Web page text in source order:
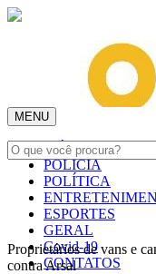
MENU
INÍCIO
POLÍCIA
POLÍTICA
ESPORTES
GERAL
Covid-19
CONTATOS
Proprietários de vans e
contra Arsal